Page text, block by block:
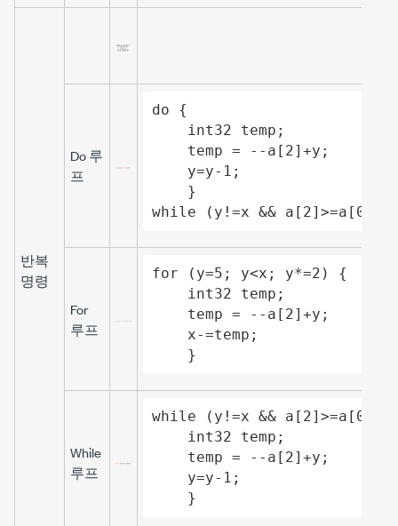
반복
명령
Do 루
프
do {
    int32 temp;
    temp = --a[2]+y;
    y=y-1;
    }
while (y!=x && a[2]>=a[0]);
For
루프
for (y=5; y<x; y*=2) {
    int32 temp;
    temp = --a[2]+y;
    x-=temp;
    }
While
루프
while (y!=x && a[2]>=a[0])
    int32 temp;
    temp = --a[2]+y;
    y=y-1;
    }